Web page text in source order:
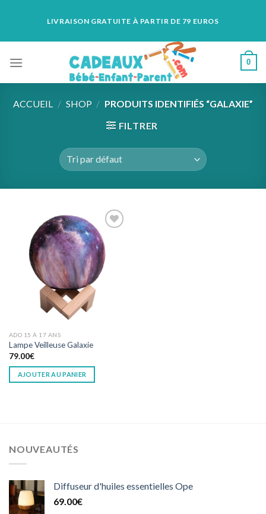
LIVRAISON GRATUITE À PARTIR DE 79 EUROS
0
ACCUEIL / SHOP / PRODUITS IDENTIFIÉS “GALAXIE”
FILTRER
Add to
wishlist
ADO 15 À 17 ANS
Lampe Veilleuse Galaxie
79.00€
AJOUTER AU PANIER
NOUVEAUTÉS
Diffuseur d'huiles essentielles Ope
69.00€